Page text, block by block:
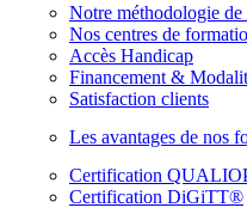
Notre méthodologie
Nos centres de
Accès Handicap
Financement &
Satisfaction clients
Les avantages de nos
Certification
Certification DiGiTT®